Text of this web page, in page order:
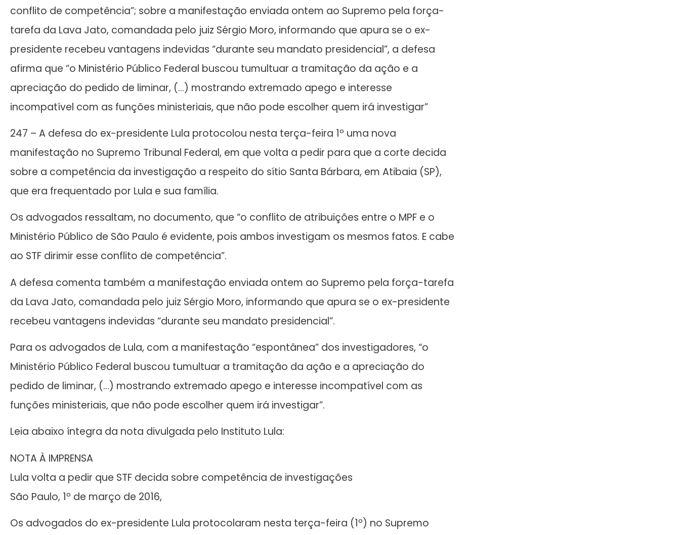
conflito de competência”; sobre a manifestação enviada ontem ao Supremo pela força-
tarefa da Lava Jato, comandada pelo juiz Sérgio Moro, informando que apura se o ex-
presidente recebeu vantagens indevidas “durante seu mandato presidencial”, a defesa
afirma que “o Ministério Público Federal buscou tumultuar a tramitação da ação e a
apreciação do pedido de liminar, (…) mostrando extremado apego e interesse
incompatível com as funções ministeriais, que não pode escolher quem irá investigar”
247 – A defesa do ex-presidente Lula protocolou nesta terça-feira 1º uma nova
manifestação no Supremo Tribunal Federal, em que volta a pedir para que a corte decida
sobre a competência da investigação a respeito do sítio Santa Bárbara, em Atibaia (SP),
que era frequentado por Lula e sua família.
Os advogados ressaltam, no documento, que “o conflito de atribuições entre o MPF e o
Ministério Público de São Paulo é evidente, pois ambos investigam os mesmos fatos. E cabe
ao STF dirimir esse conflito de competência”.
A defesa comenta também a manifestação enviada ontem ao Supremo pela força-tarefa
da Lava Jato, comandada pelo juiz Sérgio Moro, informando que apura se o ex-presidente
recebeu vantagens indevidas “durante seu mandato presidencial”.
Para os advogados de Lula, com a manifestação “espontânea” dos investigadores, “o
Ministério Público Federal buscou tumultuar a tramitação da ação e a apreciação do
pedido de liminar, (…) mostrando extremado apego e interesse incompatível com as
funções ministeriais, que não pode escolher quem irá investigar”.
Leia abaixo íntegra da nota divulgada pelo Instituto Lula:
NOTA À IMPRENSA
Lula volta a pedir que STF decida sobre competência de investigações
São Paulo, 1º de março de 2016,
Os advogados do ex-presidente Lula protocolaram nesta terça-feira (1º) no Supremo